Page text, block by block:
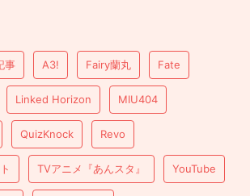
事 A3! Fairy蘭丸 Fate
Linked Horizon MIU404
QuizKnock Revo
TVアニメ『あんスタ』 YouTube